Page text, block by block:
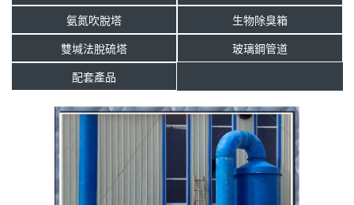
氨氮吹脫塔
生物除臭箱
雙堿法脫硫塔
玻璃鋼管道
配套產品